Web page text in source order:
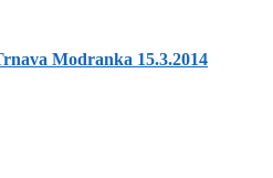
Modranka 15.3.2014